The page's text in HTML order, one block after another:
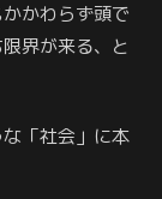
かわらず頭で
界が来る、と
「社会」に本